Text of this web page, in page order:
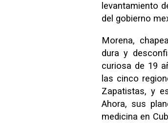
levantamiento
del gobierno
Morena,
dura y
curiosa de 19
las cinco
Zapatistas, y
Ahora, sus
medicina en